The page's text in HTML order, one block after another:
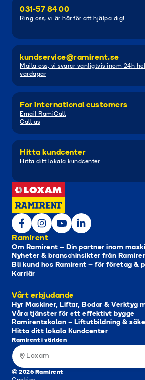
031-57 84 00
Ring oss, vi är här för att hjälpa dig!
kundservice@ramirent.se
Maila oss, vi svarar vanligtvis inom 24h
vardagar
For international customers
Email RamiCall
Call us
Hitta kundcenter
Hitta ditt lokala kundcenter
Ramirent
Om Ramirent – Din partner inom
Nyheter & branschinsikter från
Bli kund hos Ramirent – för företag &
Karriär
Vårt erbjudande
Hyr Maskiner, Liftar, Bodar & Verktyg
Våra tjänster för ett effektivt bygge
Ramirentskolan – Liftutbildning &
Hitta ditt lokala Kundcenter
© 2026 Ramirent
Ramirent i världen
Loxam